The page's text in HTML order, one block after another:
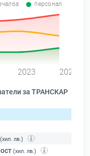
персонал
2023 2024
за ТРАНСКАР
(хил. лв.)
(хил. лв.)